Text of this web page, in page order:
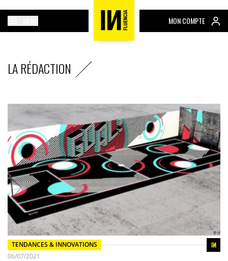
MON COMPTE
LA RÉDACTION
TENDANCES & INNOVATIONS
06/07/2021